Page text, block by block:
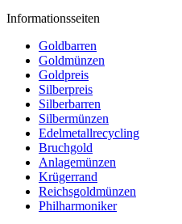
Informationsseiten
Goldbarren
Goldmünzen
Goldpreis
Silberpreis
Silberbarren
Silbermünzen
Edelmetallrecycling
Bruchgold
Anlagemünzen
Krügerrand
Reichsgoldmünzen
Philharmoniker